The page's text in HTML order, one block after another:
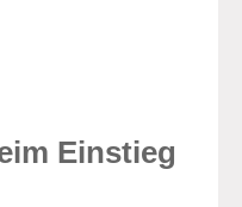
Einstieg